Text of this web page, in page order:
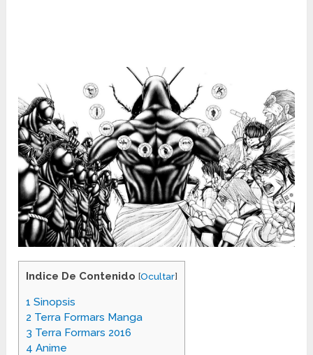
Indice De Contenido [Ocultar]
1 Sinopsis
2 Terra Formars Manga
3 Terra Formars 2016
4 Anime